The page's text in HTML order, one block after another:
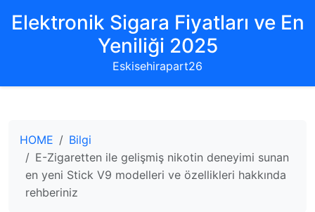
Elektronik Sigara Fiyatları ve En
Yeniliği 2025
Eskisehirapart26
HOME
Bilgi
E-Zigaretten ile gelişmiş nikotin deneyimi sunan
en yeni Stick V9 modelleri ve özellikleri hakkında
rehberiniz